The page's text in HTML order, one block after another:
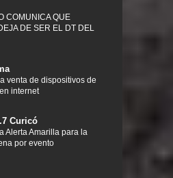
COMUNICA QUE
DE SER EL DT DEL
venta de dispositivos de
internet
Curicó
Alerta Amarilla para la
por evento